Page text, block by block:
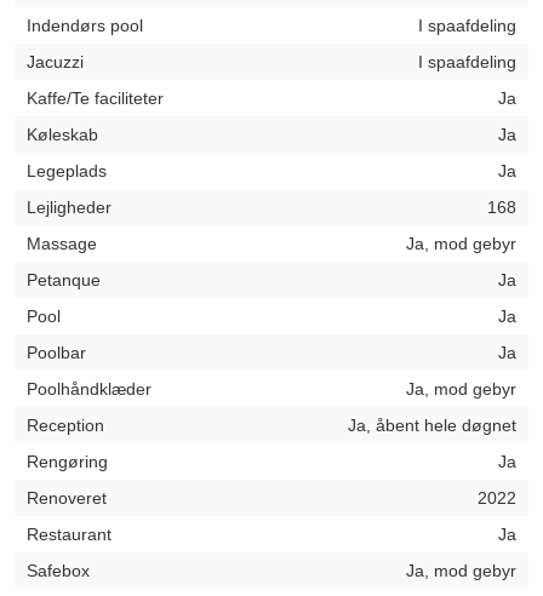
Indendørs pool
I spaafdeling
Jacuzzi
I spaafdeling
Kaffe/Te faciliteter
Ja
Køleskab
Ja
Legeplads
Ja
Lejligheder
168
Massage
Ja, mod gebyr
Petanque
Ja
Pool
Ja
Poolbar
Ja
Poolhåndklæder
Ja, mod gebyr
Reception
Ja, åbent hele døgnet
Rengøring
Ja
Renoveret
2022
Restaurant
Ja
Safebox
Ja, mod gebyr